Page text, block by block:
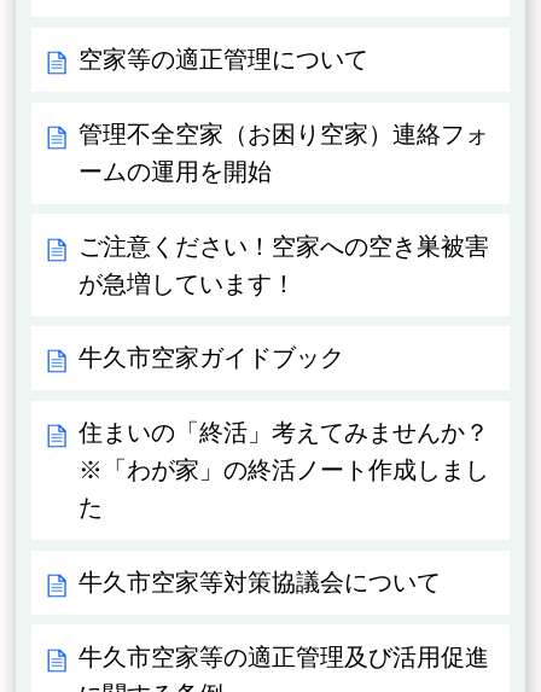
空家等の適正管理について
管理不全空家（お困り空家）連絡フォ
ームの運用を開始
ご注意ください！空家への空き巣被害
が急増しています！
牛久市空家ガイドブック
住まいの「終活」考えてみませんか？
※「わが家」の終活ノート作成しまし
た
牛久市空家等対策協議会について
牛久市空家等の適正管理及び活用促進